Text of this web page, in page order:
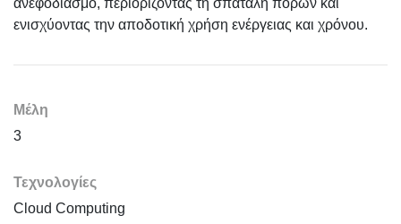
ανεφοδιασμό, περιορίζοντας τη σπατάλη πόρων και
ενισχύοντας την αποδοτική χρήση ενέργειας και χρόνου.
Μέλη
3
Τεχνολογίες
Cloud Computing